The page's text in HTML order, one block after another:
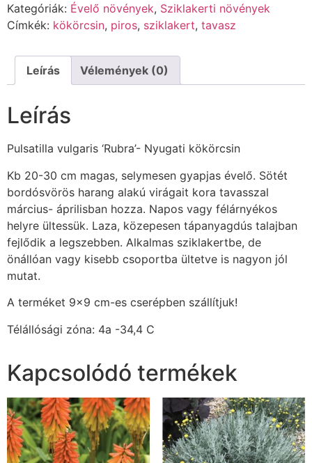
Kategóriák: Évelő növények, Sziklakerti növények
Címkék: kökörcsin, piros, sziklakert, tavasz
Leírás Vélemények (0)
Leírás
Pulsatilla vulgaris ‘Rubra’- Nyugati kökörcsin
Kb 20-30 cm magas, selymesen gyapjas évelő. Sötét
bordósvörös harang alakú virágait kora tavasszal
március- áprilisban hozza. Napos vagy félárnyékos
helyre ültessük. Laza, közepesen tápanyagdús talajban
fejlődik a legszebben. Alkalmas sziklakertbe, de
önállóan vagy kisebb csoportba ültetve is nagyon jól
mutat.
A terméket 9×9 cm-es cserépben szállítjuk!
Télállósági zóna: 4a -34,4 C
Kapcsolódó termékek